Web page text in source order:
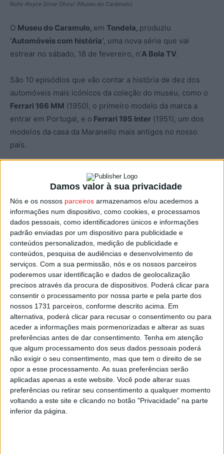
Damos valor à sua privacidade
Nós e os nossos parceiros armazenamos e/ou acedemos a
informações num dispositivo, como cookies, e processamos
dados pessoais, como identificadores únicos e informações
padrão enviadas por um dispositivo para publicidade e
conteúdos personalizados, medição de publicidade e
conteúdos, pesquisa de audiências e desenvolvimento de
serviços. Com a sua permissão, nós e os nossos parceiros
poderemos usar identificação e dados de geolocalização
precisos através da procura de dispositivos. Poderá clicar para
consentir o processamento por nossa parte e pela parte dos
nossos 1731 parceiros, conforme descrito acima. Em
alternativa, poderá clicar para recusar o consentimento ou para
aceder a informações mais pormenorizadas e alterar as suas
preferências antes de dar consentimento. Tenha em atenção
que algum processamento dos seus dados pessoais poderá
não exigir o seu consentimento, mas que tem o direito de se
opor a esse processamento. As suas preferências serão
aplicadas apenas a este website. Você pode alterar suas
preferências ou retirar seu consentimento a qualquer momento
voltando a este site e clicando no botão "Privacidade" na parte
inferior da página.
Rolls-Royce Silver Ghost (Museu do Caramulo)
O Museu do Caramulo, em Tondela, produziu
‘Automóveis com história’, uma nova série que vai
estrear no sábado, 18 de fevereiro, n’A Bola TV.
São 10 episódios que vão contar a história de dez dos
automóveis mais icónicos da coleção do museu, como o
Ferrari 166 MM (1950), o primeiro modelo da marca a
entrar em Portugal, e o Ferrari 195 Inter (1951), um dos
modelos da casa da Maranello mais antigos no nosso
país.
Será ainda contada a história dos modelos
De Dion-Bouton 24HP(1905),Unic Type A1
(1909),
Delahaye 43 PS
Rolls-Royce Silver Ghost
(1911),Mercedes-Benz 380K(1934),Citroën 15-Six D
“Traction Avant”(1951) e doPorsche 911 2.0(1966).
A série ‘Automóveis com história’ será também
transmitida na Internet, através do canal de YouTube do
Museu do Caramulo.
Esta e outras notícias para ouvir na Estação Diária – 96.8
FM ou em www.968.fm.
Pub
TAGS Automóveis com História Museu do Caramulo
Tondela
Viseu